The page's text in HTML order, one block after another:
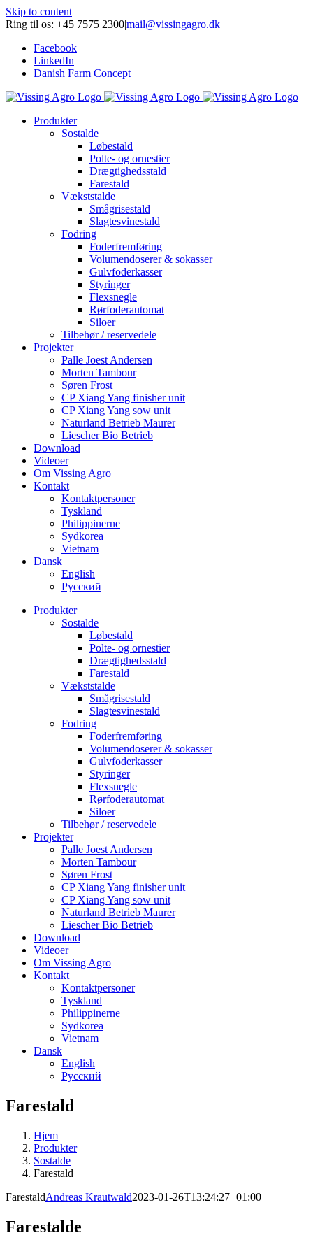
Skip to content
Ring til os: +45 7575 2300|mail@vissingagro.dk
Facebook
LinkedIn
Danish Farm Concept
Produkter
Sostalde
Løbestald
Polte- og ornestier
Drægtighedsstald
Farestald
Vækststalde
Smågrisestald
Slagtesvinestald
Fodring
Foderfremføring
Volumendoserer & sokasser
Gulvfoderkasser
Styringer
Flexsnegle
Rørfoderautomat
Siloer
Tilbehør / reservedele
Projekter
Palle Joest Andersen
Morten Tambour
Søren Frost
CP Xiang Yang finisher unit
CP Xiang Yang sow unit
Naturland Betrieb Maurer
Liescher Bio Betrieb
Download
Videoer
Om Vissing Agro
Kontakt
Kontaktpersoner
Tyskland
Philippinerne
Sydkorea
Vietnam
Dansk
English
Русский
Produkter
Sostalde
Løbestald
Polte- og ornestier
Drægtighedsstald
Farestald
Vækststalde
Smågrisestald
Slagtesvinestald
Fodring
Foderfremføring
Volumendoserer & sokasser
Gulvfoderkasser
Styringer
Flexsnegle
Rørfoderautomat
Siloer
Tilbehør / reservedele
Projekter
Palle Joest Andersen
Morten Tambour
Søren Frost
CP Xiang Yang finisher unit
CP Xiang Yang sow unit
Naturland Betrieb Maurer
Liescher Bio Betrieb
Download
Videoer
Om Vissing Agro
Kontakt
Kontaktpersoner
Tyskland
Philippinerne
Sydkorea
Vietnam
Dansk
English
Русский
Farestald
Hjem
Produkter
Sostalde
Farestald
FarestaldAndreas Krautwald2023-01-26T13:24:27+01:00
Farestalde